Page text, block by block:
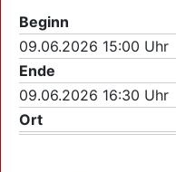
Beginn
09.06.2026 15:00 Uhr
Ende
09.06.2026 16:30 Uhr
Ort